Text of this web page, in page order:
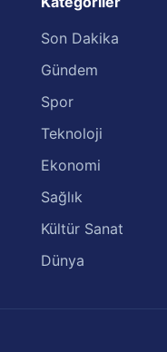
Son Dakika
Gündem
Spor
Teknoloji
Ekonomi
Sağlık
Kültür Sanat
Dünya